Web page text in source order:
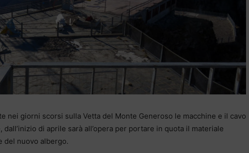
nei giorni scorsi sulla Vetta del Monte Generoso le macchine e il cavo
di aprile sarà all’opera per portare in quota il materiale
del nuovo albergo.